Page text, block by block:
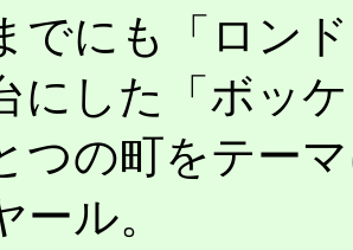
にも「ロンド
にした「ボッ
つの町をテー
ール。